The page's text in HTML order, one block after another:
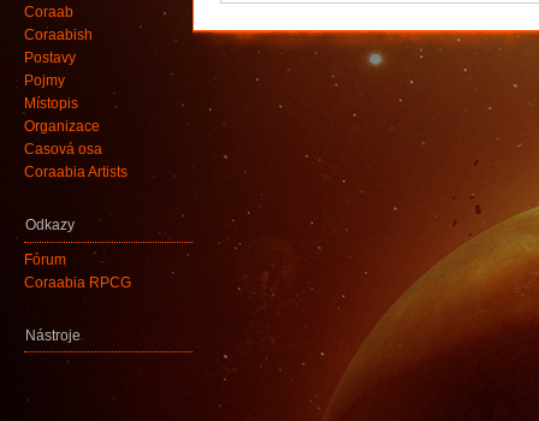
Coraab
Coraabish
Postavy
Pojmy
Místopis
Organizace
Časová osa
Coraabia Artists
Odkazy
Fórum
Coraabia RPCG
Nástroje